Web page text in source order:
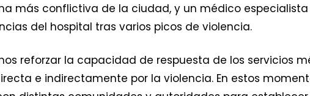
más conflictiva de la ciudad, y un médico
del hospital tras varios picos de violencia.
reforzar la capacidad de respuesta de los servicios
e indirectamente por la violencia. En estos